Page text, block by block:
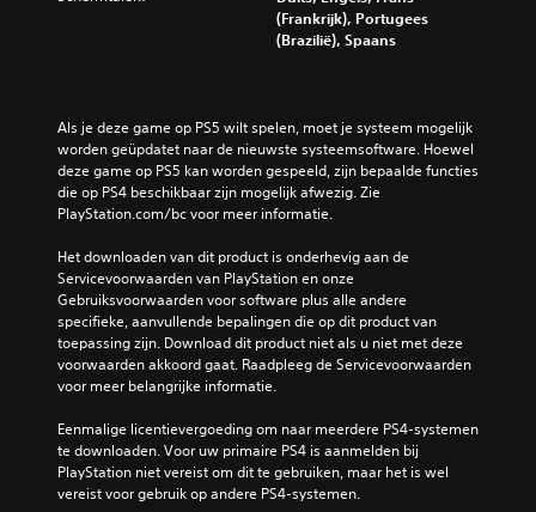
(Frankrijk), Portugees
(Brazilië), Spaans
Als je deze game op PS5 wilt spelen, moet je systeem mogelijk
worden geüpdatet naar de nieuwste systeemsoftware. Hoewel
deze game op PS5 kan worden gespeeld, zijn bepaalde functies
die op PS4 beschikbaar zijn mogelijk afwezig. Zie
PlayStation.com/bc voor meer informatie.
Het downloaden van dit product is onderhevig aan de
Servicevoorwaarden van PlayStation en onze
Gebruiksvoorwaarden voor software plus alle andere
specifieke, aanvullende bepalingen die op dit product van
toepassing zijn. Download dit product niet als u niet met deze
voorwaarden akkoord gaat. Raadpleeg de Servicevoorwaarden
voor meer belangrijke informatie.
Eenmalige licentievergoeding om naar meerdere PS4-systemen
te downloaden. Voor uw primaire PS4 is aanmelden bij
PlayStation niet vereist om dit te gebruiken, maar het is wel
vereist voor gebruik op andere PS4-systemen.